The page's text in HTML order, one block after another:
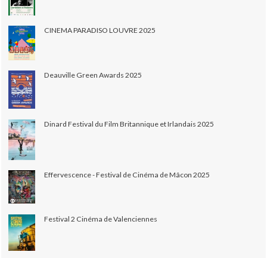
CINEMA PARADISO LOUVRE 2025
Deauville Green Awards 2025
Dinard Festival du Film Britannique et Irlandais 2025
Effervescence - Festival de Cinéma de Mâcon 2025
Festival 2 Cinéma de Valenciennes